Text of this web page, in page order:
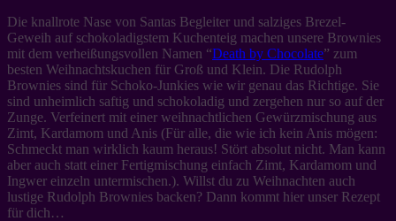
Die knallrote Nase von Santas Begleiter und salziges Brezel-
Geweih auf schokoladigstem Kuchenteig machen unsere Brownies
mit dem verheißungsvollen Namen “Death by Chocolate” zum
besten Weihnachtskuchen für Groß und Klein. Die Rudolph
Brownies sind für Schoko-Junkies wie wir genau das Richtige. Sie
sind unheimlich saftig und schokoladig und zergehen nur so auf der
Zunge. Verfeinert mit einer weihnachtlichen Gewürzmischung aus
Zimt, Kardamom und Anis (Für alle, die wie ich kein Anis mögen:
Schmeckt man wirklich kaum heraus! Stört absolut nicht. Man kann
aber auch statt einer Fertigmischung einfach Zimt, Kardamom und
Ingwer einzeln untermischen.). Willst du zu Weihnachten auch
lustige Rudolph Brownies backen? Dann kommt hier unser Rezept
für dich…